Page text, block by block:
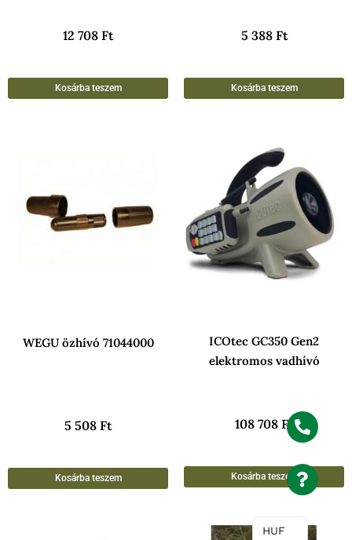
12 708 Ft
Kosárba teszem
5 388 Ft
Kosárba teszem
WEGU özhívó 71044000
5 508 Ft
Kosárba teszem
ICOtec GC350 Gen2
elektromos vadhívó
108 708 Ft
Kosárba teszem
HUF